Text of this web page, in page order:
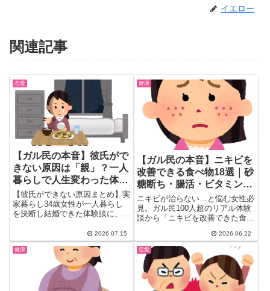
イエロー
関連記事
恋愛
【ガル民の本音】彼氏がで
きない原因は「親」？一人
暮らしで人生変わった体験
20選｜毒親・自立のリアル
【彼氏ができない原因まとめ】実
家暮らし34歳女性が一人暮らし
を決断し結婚できた体験談に、ガ
がヤバい」「毒親では」と本音を
炸裂。自立と婚活の関係を体験談
から解説します。
2026.07.15
健康
【ガル民の本音】ニキビを
改善できる食べ物18選｜砂
糖断ち・腸活・ビタミンB
効果をリアル体験談で紹介
ニキビが治らない…と悩む女性必
見。ガル民100人超のリアル体験
談から「ニキビを改善できた食べ
ビタミンB群、腸活に効くキウ
イ・みそ汁、アボカドの即効果ま
で。「砂糖断ちが一番効いた」
「グルテンフリーで激変」など本
音続々。大人ニキビにはピルや皮
膚科との違いも解説。
2026.06.22
健康 恋愛